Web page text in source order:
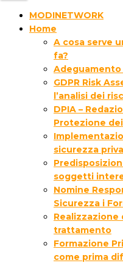
MODINETWORK
Home
A cosa serve
fa?
Adeguamento
GDPR Risk
l’analisi dei
DPIA –
Protezione
sicurezza
soggetti
Nomine
Sicurezza i
trattamento
Formazione
come prima